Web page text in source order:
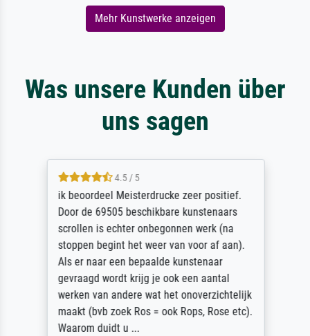
Mehr Kunstwerke anzeigen
Was unsere Kunden über
uns sagen
4.5 / 5
ik beoordeel Meisterdrucke zeer positief.
Door de 69505 beschikbare kunstenaars
scrollen is echter onbegonnen werk (na
stoppen begint het weer van voor af aan).
Als er naar een bepaalde kunstenaar
gevraagd wordt krijg je ook een aantal
werken van andere wat het onoverzichtelijk
maakt (bvb zoek Ros = ook Rops, Rose etc).
Waarom duidt u ...